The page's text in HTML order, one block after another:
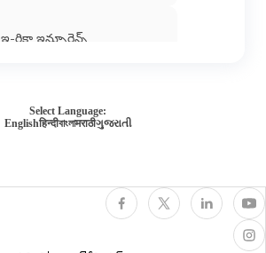
ఇ-రిక్షా ఇన్సూరెన్స్
Select Language:
Englishहिन्दीবাংলাमराठीગુજરાતી